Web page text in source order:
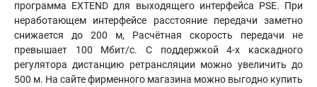
программа EXTEND для выходящего интерфейса PSE. При
неработающем интерфейсе расстояние передачи заметно
снижается до 200 м, Расчётная скорость передачи не
превышает 100 Мбит/с. С поддержкой 4-х каскадного
регулятора дистанцию ретрансляции можно увеличить до
500 м. На сайте фирменного магазина можно выгодно купить